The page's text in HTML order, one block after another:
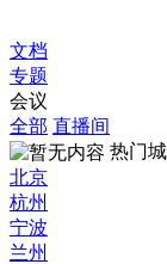
文档
专题
会议
全部 直播间
热门
北京
杭州
宁波
兰州